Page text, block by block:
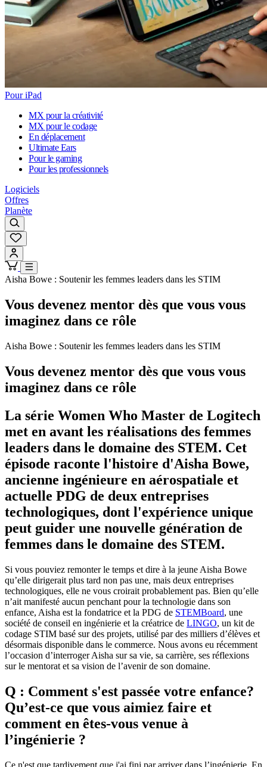
Pour iPad
MX pour la créativité
MX pour le codage
En déplacement
Ultimate Ears
Pour le gaming
Pour les professionnels
Logiciels
Offres
Planète
Aisha Bowe : Soutenir les femmes leaders dans les STIM
Vous devenez mentor dès que vous vous
imaginez dans ce rôle
Aisha Bowe : Soutenir les femmes leaders dans les STIM
Vous devenez mentor dès que vous vous
imaginez dans ce rôle
La série Women Who Master de Logitech
met en avant les réalisations des femmes
leaders dans le domaine des STEM. Cet
épisode raconte l'histoire d'Aisha Bowe,
ancienne ingénieure en aérospatiale et
actuelle PDG de deux entreprises
technologiques, dont l'expérience unique
peut guider une nouvelle génération de
femmes dans le domaine des STEM.
Si vous pouviez remonter le temps et dire à la jeune Aisha Bowe
qu’elle dirigerait plus tard non pas une, mais deux entreprises
technologiques, elle ne vous croirait probablement pas. Bien qu’elle
n’ait manifesté aucun penchant pour la technologie dans son
enfance, Aisha est la fondatrice et la PDG de STEMBoard, une
société de conseil en ingénierie et la créatrice de LINGO, un kit de
codage STIM basé sur des projets, utilisé par des milliers d’élèves et
désormais disponible dans le commerce. Nous avons eu récemment
l’occasion d’interroger Aisha sur sa vie, sa carrière, ses réflexions
sur le mentorat et sa vision de l’avenir de son domaine.
Q : Comment s'est passée votre enfance?
Qu’est-ce que vous aimiez faire et
comment en êtes-vous venue à
l’ingénierie ?
Ce n'est que tardivement que j'ai fini par arriver dans l’ingénierie. En